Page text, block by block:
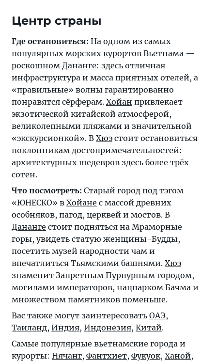
Центр страны
Где остановиться: На одном из самых
популярных морских курортов Вьетнама —
роскошном Дананге: здесь отличная
инфраструктура и масса приятных отелей, а
«правильные» волны гарантированно
понравятся сёрферам. Хойан привлекает
экзотической китайской атмосферой,
великолепными пляжами и значительной
«экскурсионкой». В Хюэ стоит остановиться
поклонникам достопримечательностей:
архитектурных шедевров здесь более трёх
сотен.
Что посмотреть: Старый город под тэгом
«ЮНЕСКО» в Хойане с массой древних
особняков, пагод, церквей и мостов. В
Дананге стоит подняться на Мраморные
горы, увидеть статую женщины-Будды,
посетить музей народности чам и
впечатлиться Тьямскими башнями. Хюэ
знаменит Запретным Пурпурным городом,
могилами императоров, нацпарком Бачма и
множеством памятников поменьше.
Вас также могут заинтересовать ОАЭ,
Таиланд, Индия, Индонезия, Китай.
Самые популярные вьетнамские города и
курорты: Нячанг, Фантхиет, Фукуок, Ханой,